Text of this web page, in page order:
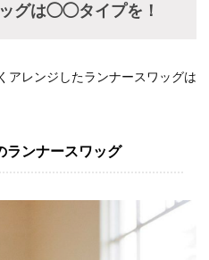
グは◯◯タイプを！
アレンジしたランナースワッグは
ランナースワッグ